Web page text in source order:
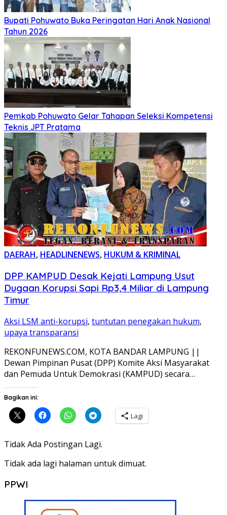
Bupati Pohuwato Buka Peringatan Hari Anak Nasional
Tahun 2026
Pemkab Pohuwato Gelar Tahapan Seleksi Kompetensi
Teknis JPT Pratama
DAERAH, HEADLINENEWS, HUKUM & KRIMINAL
DPP KAMPUD Desak Kejati Lampung Usut
Dugaan Korupsi Sapi Rp3,4 Miliar di Lampung
Timur
Aksi LSM anti-korupsi, tuntutan penegakan hukum,
upaya transparansi
REKONFUNEWS.COM, KOTA BANDAR LAMPUNG ||
Dewan Pimpinan Pusat (DPP) Komite Aksi Masyarakat
dan Pemuda Untuk Demokrasi (KAMPUD) secara…
Bagikan ini:
Lagi
Tidak Ada Postingan Lagi.
Tidak ada lagi halaman untuk dimuat.
PPWI